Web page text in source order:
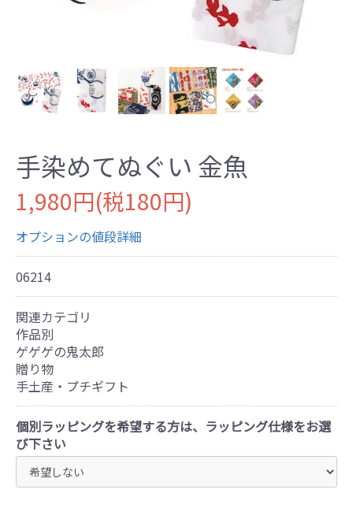
手染めてぬぐい 金魚
1,980円(税180円)
オプションの値段詳細
06214
関連カテゴリ
作品別
ゲゲゲの鬼太郎
贈り物
手土産・プチギフト
個別ラッピングを希望する方は、ラッピング仕様をお選
び下さい